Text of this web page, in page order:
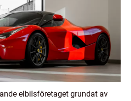
elbilsföretaget grundat av